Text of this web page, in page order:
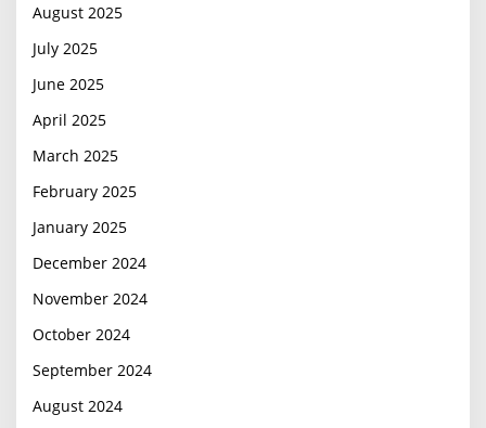
August 2025
July 2025
June 2025
April 2025
March 2025
February 2025
January 2025
December 2024
November 2024
October 2024
September 2024
August 2024